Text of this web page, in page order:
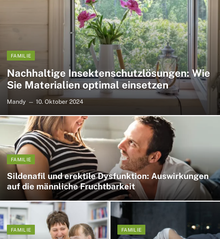
FAMILIE
Nachhaltige Insektenschutzlösungen: Wie
Sie Materialien optimal einsetzen
Mandy 10. Oktober 2024
FAMILIE
Sildenafil und erektile Dysfunktion: Auswirkungen
auf die männliche Fruchtbarkeit
FAMILIE FAMILIE